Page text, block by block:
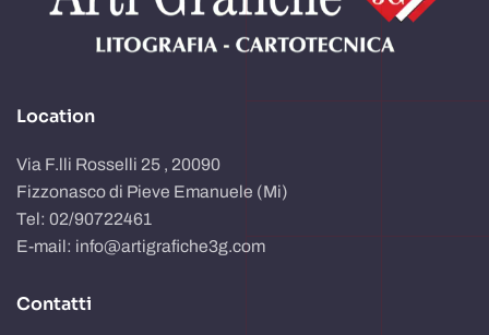
Location
Via F.lli Rosselli 25 , 20090
Fizzonasco di Pieve Emanuele (Mi)
Tel: 02/90722461
E-mail: info@artigrafiche3g.com
Contatti